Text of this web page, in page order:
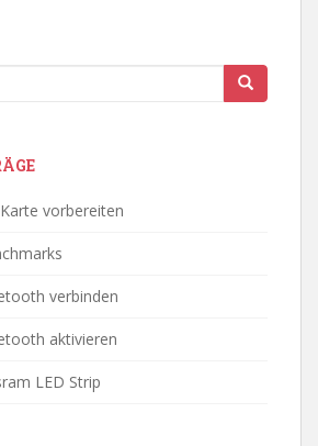
vorbereiten
verbinden
aktivieren
LED Strip